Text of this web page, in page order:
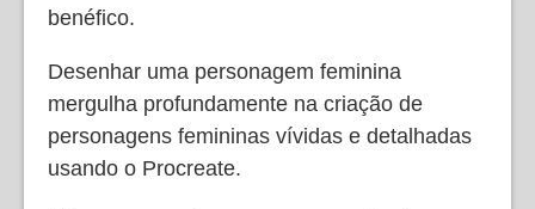
benéfico.
Desenhar uma personagem feminina
mergulha profundamente na criação de
personagens femininas vívidas e detalhadas
usando o Procreate.